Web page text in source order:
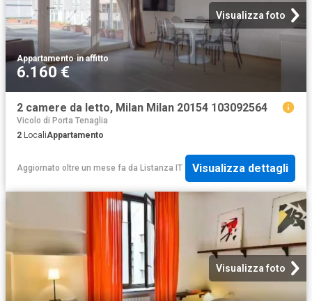
Visualizza foto
Appartamento·in affitto
6.160 €
2 camere da letto, Milan Milan 20154 103092564
Vicolo di Porta Tenaglia
2 LocaliAppartamento
Aggiornato oltre un mese fa da Listanza IT Visualizza dettagli
Visualizza foto